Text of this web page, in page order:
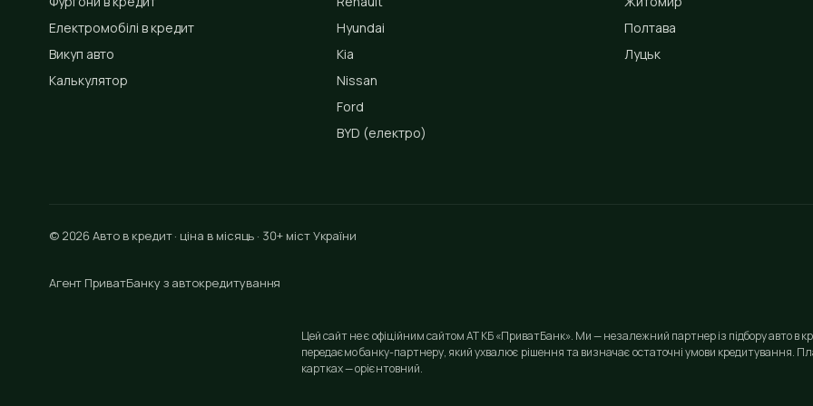
Електромобілі в кредит
Викуп авто
Калькулятор
Hyundai
Kia
Nissan
Ford
BYD (електро)
Полтава
Луцьк
© 2026 Авто в кредит · ціна в місяць · 30+ міст України
Агент ПриватБанку з автокредитування
Цей сайт не є офіційним сайтом АТ КБ «ПриватБанк». Ми — незалежний партнер із підбору авто в
передаємо банку-партнеру, який ухвалює рішення та визначає остаточні умови кредитування.
картках — орієнтовний.